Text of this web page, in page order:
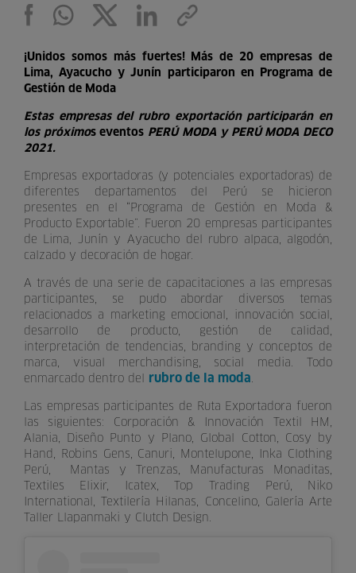
¡Unidos somos más fuertes! Más de 20 empresas de
Lima, Ayacucho y Junín participaron en Programa de
Gestión de Moda
Estas empresas del rubro exportación participarán en
los próximos eventos PERÚ MODA y PERÚ MODA DECO
2021.
Empresas exportadoras (y potenciales exportadoras) de
diferentes departamentos del Perú se hicieron
presentes en el “Programa de Gestión en Moda &
Producto Exportable”. Fueron 20 empresas participantes
de Lima, Junín y Ayacucho del rubro alpaca, algodón,
calzado y decoración de hogar.
A través de una serie de capacitaciones a las empresas
participantes, se pudo abordar diversos temas
relacionados a marketing emocional, innovación social,
desarrollo de producto, gestión de calidad,
interpretación de tendencias, branding y conceptos de
marca, visual merchandising, social media. Todo
enmarcado dentro del rubro de la moda.
Las empresas participantes de Ruta Exportadora fueron
las siguientes: Corporación & Innovación Textil HM,
Alania, Diseño Punto y Plano, Global Cotton, Cosy by
Hand, Robins Gens, Canuri, Montelupone, Inka Clothing
Perú, Mantas y Trenzas, Manufacturas Monaditas,
Textiles Elixir, Icatex, Top Trading Perú, Niko
International, Textilería Hilanas, Concelino, Galería Arte
Taller Llapanmaki y Clutch Design.